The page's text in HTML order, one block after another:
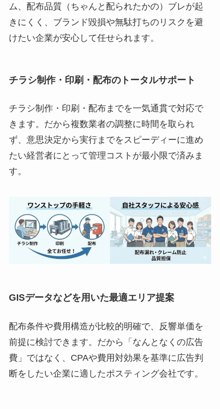
ム、配布品質（ちゃんと配られたかの）ブレが起
きにくく、ブランド毀損や無駄打ちのリスクを避
けたい企業が安心して任せられます。
チラシ制作・印刷・配布のトータルサポート
チラシ制作・印刷・配布までを一気通貫で対応で
きます。だから複数業者の調整に時間を取られ
ず、意思決定から実行までをスピーディーに進め
たい経営者にとって管理コストが最小限で済みま
す。
GISデータなどを用いた最適エリア提案
配布条件や費用構造が比較的明確で、反響単価を
前提に検討できます。だから「なんとなくの広告
費」ではなく、CPAや費用対効果を基準に広告判
断をしたい企業に適したポスティング会社です。